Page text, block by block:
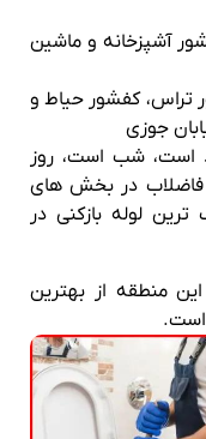
آشپزخانه و ماشین
تراس، کفشور حیاط و
جوزی
است، شب است، روز
فاضلاب در بخش های
لوله بازکنی در
منطقه از بهترین
است.